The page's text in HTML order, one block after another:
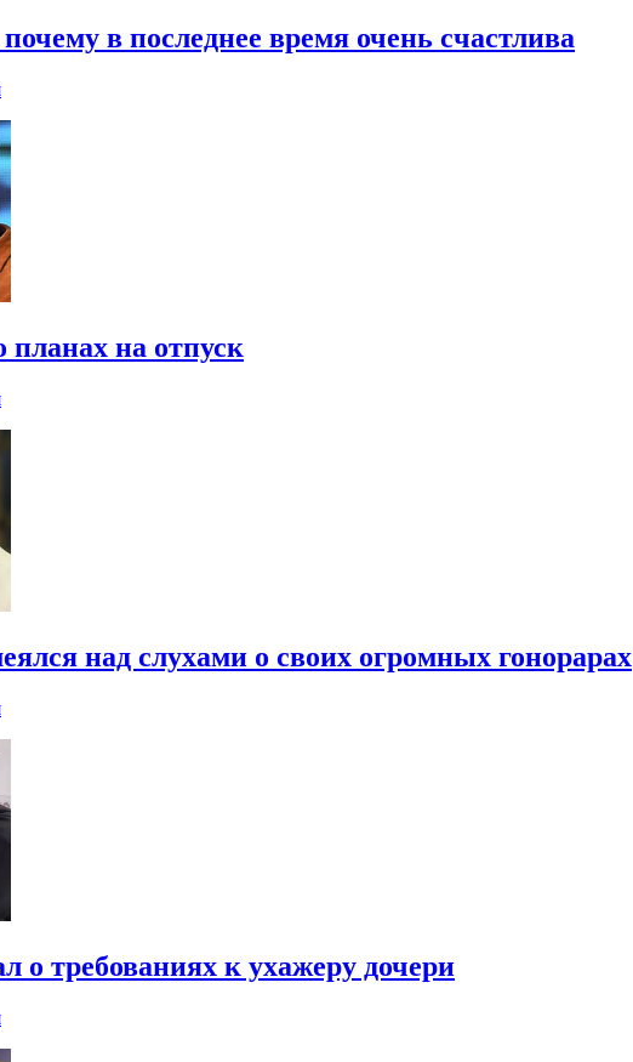
в последнее время очень счастлива
на отпуск
над слухами о своих огромных гонорарах
о требованиях к ухажеру дочери